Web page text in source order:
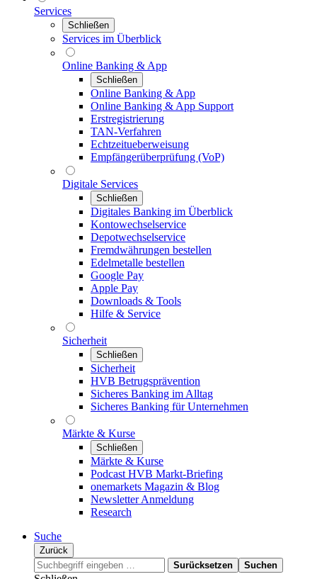
Services
Schließen
Services im Überblick
Online Banking & App
Schließen
Online Banking & App
Online Banking & App Support
Erstregistrierung
TAN-Verfahren
Echtzeitueberweisung
Empfängerüberprüfung (VoP)
Digitale Services
Schließen
Digitales Banking im Überblick
Kontowechselservice
Depotwechselservice
Fremdwährungen bestellen
Edelmetalle bestellen
Google Pay
Apple Pay
Downloads & Tools
Hilfe & Service
Sicherheit
Schließen
Sicherheit
HVB Betrugsprävention
Sicheres Banking im Alltag
Sicheres Banking für Unternehmen
Märkte & Kurse
Schließen
Märkte & Kurse
Podcast HVB Markt-Briefing
onemarkets Magazin & Blog
Newsletter Anmeldung
Research
Suche
Zurück
Surücksetzen
Suchen